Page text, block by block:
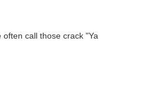
call those crack "Ya